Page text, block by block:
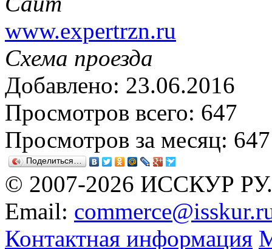
www.expertrzn.ru
Схема проезда
Добавлено: 23.06.2016
Просмотров всего: 647
Просмотров за месяц: 647
Поделиться…
© 2007-2026 ИССКУР РУ.
Email:
Контактная информация